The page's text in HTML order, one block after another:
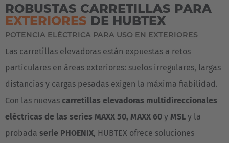
ROBUSTAS CARRETILLAS PARA
EXTERIORES DE HUBTEX
POTENCIA ELÉCTRICA PARA USO EN EXTERIORES
Las carretillas elevadoras están expuestas a retos
particulares en áreas exteriores: suelos irregulares, largas
distancias y cargas pesadas exigen la máxima fiabilidad.
Con las nuevas carretillas elevadoras multidireccionales
eléctricas de las series MAXX 50, MAXX 60 y MSL y la
probada serie PHOENIX, HUBTEX ofrece soluciones